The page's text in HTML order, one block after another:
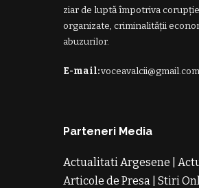
ziar de luptă împotriva
organizate, criminalității
abuzurilor.
E-mail:voceavalcii@gmail.com
Parteneri Media
Actualitati Argesene
Articole de Presa
Stiri